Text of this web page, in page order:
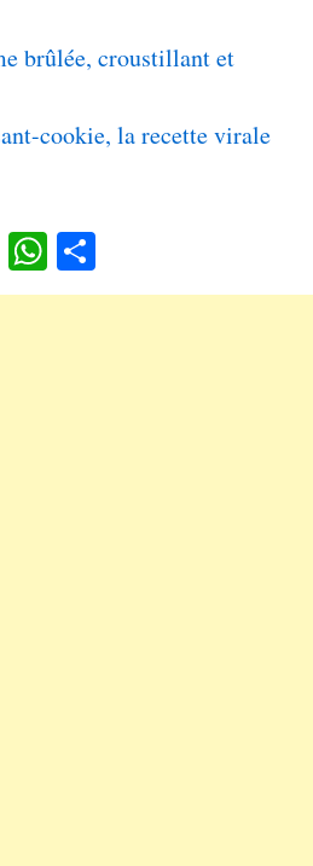
brûlée, croustillant et
cookie, la recette virale
Pi
nt
W
ha rt